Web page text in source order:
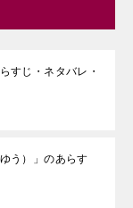
すじ・ネタバレ・
う）」のあらす